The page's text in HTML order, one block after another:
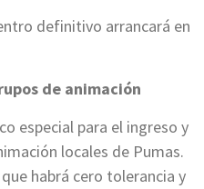
definitivo arrancará en
de animación
especial para el ingreso y
locales de Pumas.
habrá cero tolerancia y